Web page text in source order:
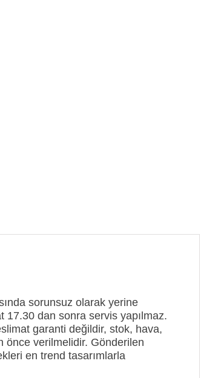
sorunsuz olarak yerine
dan sonra servis yapılmaz.
garanti değildir, stok, hava,
önce verilmelidir. Gönderilen
en trend tasarımlarla